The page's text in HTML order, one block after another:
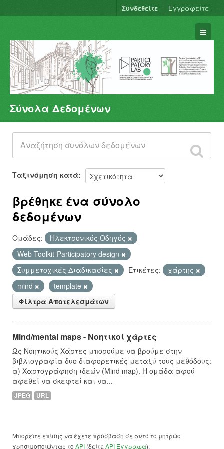
Συνδεθείτε Εγγραφείτε
Σύνολα Δεδομένων
Φορείς
Ομάδες
Σχετικά
Σύνολα Δεδομένων
Ταξινόμηση κατά
βρέθηκε ένα σύνολο
δεδομένων
Ομάδες:
Hλεκτρονικός Οδηγός
Web Toolkit-Participatory design
Συμμετοχικές Διαδικασίες
Ετικέτες:
χάρτης
mind
template
Φίλτρα Αποτελεσμάτων
Mind/mental maps - Νοητικοί χάρτες
Ως Νοητικούς Χάρτες μπορούμε να βρούμε στην
βιβλιογραφία δυο διαφορετικές μεταξύ τους μεθόδους:
α) Χαρτογράφηση ιδεών (Mind map). Η ομάδα αφού
αφεθεί να σκεφτεί και να...
JPEG URL
Μπορείτε επίσης να έχετε πρόσβαση σε αυτό το μητρώο
χρησιμοποιώντας το API (δείτε API Έγγραφα).